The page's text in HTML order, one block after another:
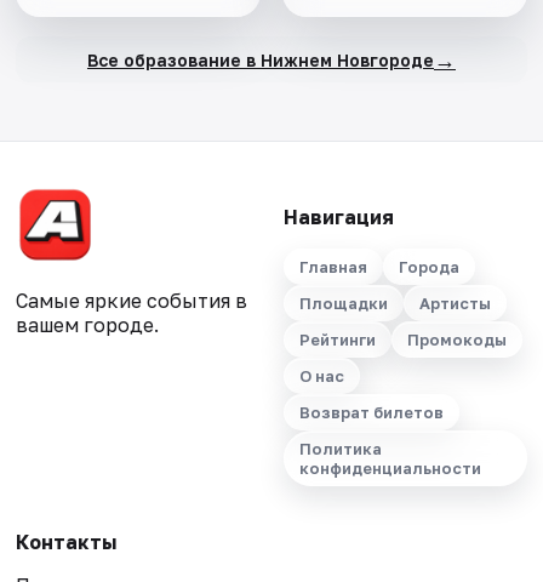
Все образование в Нижнем Новгороде →
Самые яркие события в
вашем городе.
Навигация
Главная
Города
Площадки
Артисты
Рейтинги
Промокоды
О нас
Возврат билетов
Политика
конфиденциальности
Контакты